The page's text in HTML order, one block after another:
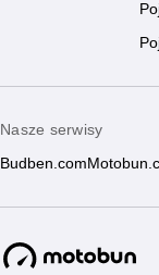
Nasze serwisy
Budben.com